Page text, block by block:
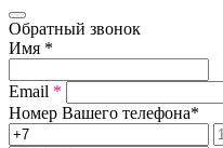
Обратный звонок
Имя *
Email *
Номер Вашего телефона*